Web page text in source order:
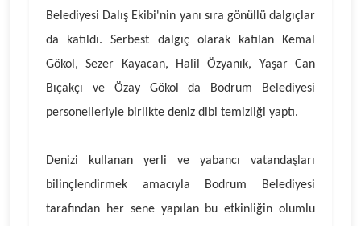
Belediyesi Dalış Ekibi'nin yanı sıra gönüllü dalgıçlar
da katıldı. Serbest dalgıç olarak katılan Kemal
Gökol, Sezer Kayacan, Halil Özyanık, Yaşar Can
Bıçakçı ve Özay Gökol da Bodrum Belediyesi
personelleriyle birlikte deniz dibi temizliği yaptı.
Denizi kullanan yerli ve yabancı vatandaşları
bilinçlendirmek amacıyla Bodrum Belediyesi
tarafından her sene yapılan bu etkinliğin olumlu